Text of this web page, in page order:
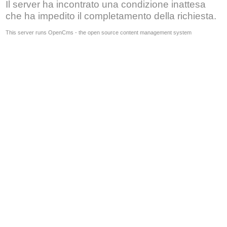
Il server ha incontrato una condizione inattesa
che ha impedito il completamento della richiesta.
This server runs OpenCms - the open source content management system